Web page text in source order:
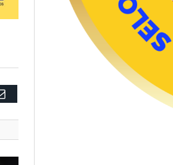
Email